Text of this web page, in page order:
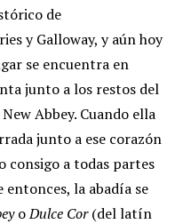
de
y Galloway, y aún hoy
se encuentra en
junto a los restos del
Abbey. Cuando ella
junto a ese corazón
consigo a todas partes
entonces, la abadía se
oDulce Cor(del latín